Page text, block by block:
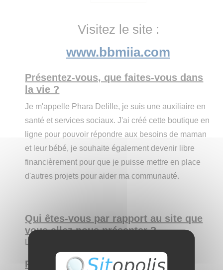
Visitez le site :
www.bbmiia.com
Présentez-vous, que faites-vous dans
la vie ?
Je m'appelle Phara Delille, je suis une auxiliaire en
santé et services sociaux. J'ai créé cette boutique en
ligne pour pouvoir répondre aux besoins de maman
et leur bébé, je souhaite également devenir libre
financièrement pour que je puisse mettre en place
d'autres projets pour aider ma communauté.
Qui êtes-vous par rapport au site que
vous allez nous présenter ?
Présentez le site aux internautes :